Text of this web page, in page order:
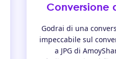
Conversione
Godrai di una
impeccabile sul
a JPG di